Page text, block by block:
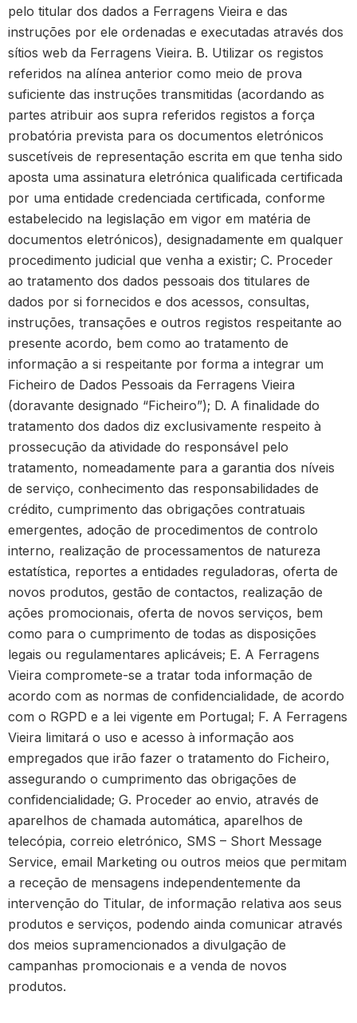
pelo titular dos dados a Ferragens Vieira e das
instruções por ele ordenadas e executadas através dos
sítios web da Ferragens Vieira. B. Utilizar os registos
referidos na alínea anterior como meio de prova
suficiente das instruções transmitidas (acordando as
partes atribuir aos supra referidos registos a força
probatória prevista para os documentos eletrónicos
suscetíveis de representação escrita em que tenha sido
aposta uma assinatura eletrónica qualificada certificada
por uma entidade credenciada certificada, conforme
estabelecido na legislação em vigor em matéria de
documentos eletrónicos), designadamente em qualquer
procedimento judicial que venha a existir; C. Proceder
ao tratamento dos dados pessoais dos titulares de
dados por si fornecidos e dos acessos, consultas,
instruções, transações e outros registos respeitante ao
presente acordo, bem como ao tratamento de
informação a si respeitante por forma a integrar um
Ficheiro de Dados Pessoais da Ferragens Vieira
(doravante designado “Ficheiro”); D. A finalidade do
tratamento dos dados diz exclusivamente respeito à
prossecução da atividade do responsável pelo
tratamento, nomeadamente para a garantia dos níveis
de serviço, conhecimento das responsabilidades de
crédito, cumprimento das obrigações contratuais
emergentes, adoção de procedimentos de controlo
interno, realização de processamentos de natureza
estatística, reportes a entidades reguladoras, oferta de
novos produtos, gestão de contactos, realização de
ações promocionais, oferta de novos serviços, bem
como para o cumprimento de todas as disposições
legais ou regulamentares aplicáveis; E. A Ferragens
Vieira compromete-se a tratar toda informação de
acordo com as normas de confidencialidade, de acordo
com o RGPD e a lei vigente em Portugal; F. A Ferragens
Vieira limitará o uso e acesso à informação aos
empregados que irão fazer o tratamento do Ficheiro,
assegurando o cumprimento das obrigações de
confidencialidade; G. Proceder ao envio, através de
aparelhos de chamada automática, aparelhos de
telecópia, correio eletrónico, SMS – Short Message
Service, email Marketing ou outros meios que permitam
a receção de mensagens independentemente da
intervenção do Titular, de informação relativa aos seus
produtos e serviços, podendo ainda comunicar através
dos meios supramencionados a divulgação de
campanhas promocionais e a venda de novos
produtos.